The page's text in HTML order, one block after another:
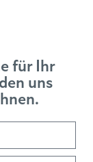
für Ihr
uns